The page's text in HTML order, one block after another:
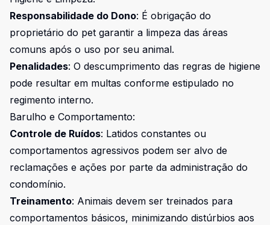
Responsabilidade do Dono: É obrigação do
proprietário do pet garantir a limpeza das áreas
comuns após o uso por seu animal.
Penalidades: O descumprimento das regras de higiene
pode resultar em multas conforme estipulado no
regimento interno.
Barulho e Comportamento:
Controle de Ruídos: Latidos constantes ou
comportamentos agressivos podem ser alvo de
reclamações e ações por parte da administração do
condomínio.
Treinamento: Animais devem ser treinados para
comportamentos básicos, minimizando distúrbios aos